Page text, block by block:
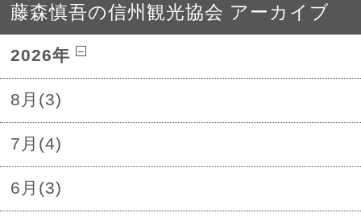
藤森慎吾の信州観光協会 アーカイブ
2026年
8月(3)
7月(4)
6月(3)